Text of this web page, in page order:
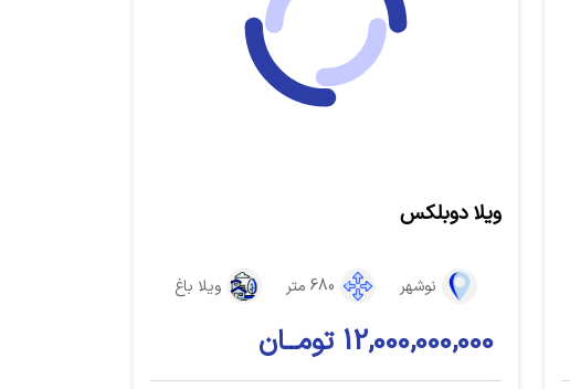
ویلا دوبلکس
نوشهر 680 متر ویلا باغ
12,000,000,000 تومــان